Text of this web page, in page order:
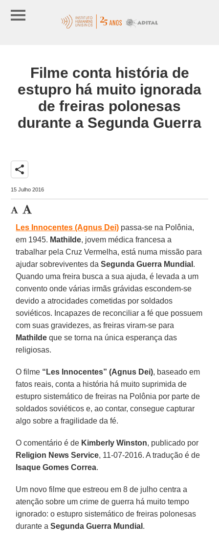
Filme conta história de
estupro há muito ignorada
de freiras polonesas
durante a Segunda Guerra
share
15 Julho 2016
Les Innocentes (Agnus Dei) passa-se na Polônia,
em 1945. Mathilde, jovem médica francesa a
trabalhar pela Cruz Vermelha, está numa missão para
ajudar sobreviventes daSegunda Guerra Mundial .
Quando uma freira busca a sua ajuda, é levada a um
convento onde várias irmãs grávidas escondem-se
devido a atrocidades cometidas por soldados
soviéticos. Incapazes de reconciliar a fé que possuem
com suas gravidezes, as freiras viram-se para
Mathilde que se torna na única esperança das
religiosas.
O filme “Les Innocentes” (Agnus Dei), baseado em
fatos reais, conta a história há muito suprimida de
estupro sistemático de freiras na Polônia por parte de
soldados soviéticos e, ao contar, consegue capturar
algo sobre a fragilidade da fé.
O comentário é de Kimberly Winston, publicado por
Religion News Service, 11-07-2016. A tradução é de
Isaque Gomes Correa.
Um novo filme que estreou em 8 de julho centra a
atenção sobre um crime de guerra há muito tempo
ignorado: o estupro sistemático de freiras polonesas
durante aSegunda Guerra Mundial .